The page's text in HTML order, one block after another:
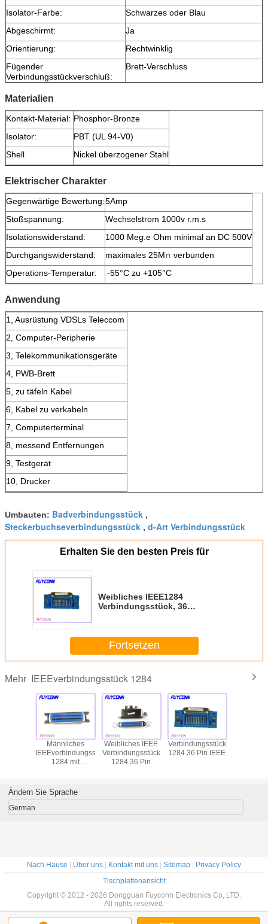
Isolator-Farbe:
Schwarzes oder Blau
Abgeschirmt:
Ja
Orientierung:
Rechtwinklig
Fügender
Verbindungsstückverschluß:
Brett-Verschluss
Materialien
Kontakt-Material: Phosphor-Bronze
Isolator:
PBT (UL 94-V0)
Shell
Nickel überzogener Stahl
Elektrischer Charakter
Gegenwärtige Bewertung:5Amp
Stoßspannung:
Wechselstrom 1000v r.m.s
Isolationswiderstand:
1000 Meg.e Ohm minimal an DC 500V
Durchgangswiderstand:
maximales 25M∩ verbunden
Operations-Temperatur:
-55°C zu +105°C
Anwendung
1, Ausrüstung VDSLs Teleccom
2, Computer-Peripherie
3, Telekommunikationsgeräte
4, PWB-Brett
5, zu täfeln Kabel
6, Kabel zu verkabeln
7, Computerterminal
8, messend Entfernungen
9, Testgerät
10, Drucker
Umbauten: Badverbindungsstück ,
Steckerbuchseverbindungsstück , d-Art Verbindungsstück
Erhalten Sie den besten Preis für
Weibliches IEEE1284
Verbindungsstück, 36
Fortsetzen
Mehr IEEEverbindungsstück 1284
Klipp
UL
Männliches
IEEEverbindungsstück
1284 mit
Weibliches IEEE
Verbindungsstück
1284 36 Pin
Verbindungsstück
1284 36 Pin IEEE
Drucker
Ändern Sie Sprache
German
Nach Hause | Über uns | Kontakt mit uns | Sitemap | Privacy Policy
Tischplattenansicht
Copyright © 2012 - 2026 Dongguan Fuyconn Electronics Co,.LTD.
All rights reserved.